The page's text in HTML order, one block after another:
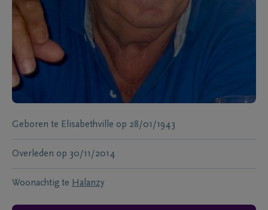
Geboren te Elisabethville op 28/01/1943
Overleden op 30/11/2014
Woonachtig te Halanzy